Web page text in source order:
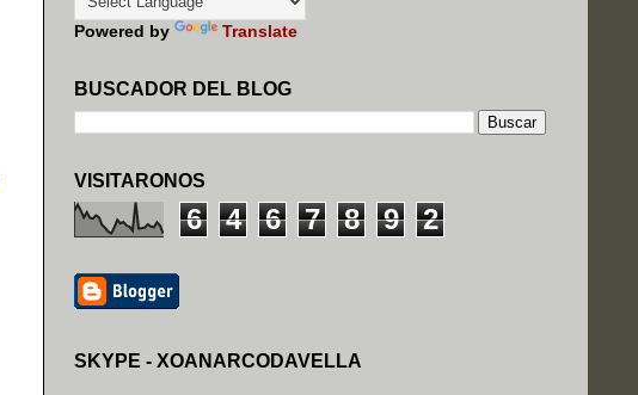
Powered by Translate
BUSCADOR DEL BLOG
VISITARONOS
6 4 6 7 8 9 2
SKYPE - XOANARCODAVELLA